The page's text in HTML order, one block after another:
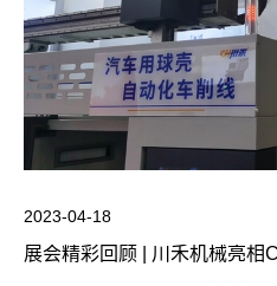
2023-04-18
展会精彩回顾 | 川禾机械亮相